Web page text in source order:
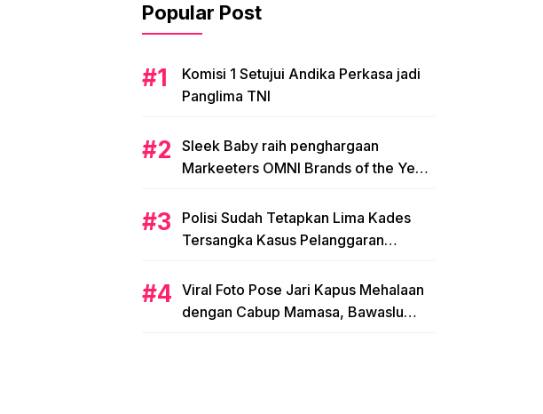
Popular Post
Komisi 1 Setujui Andika Perkasa jadi
Panglima TNI
Sleek Baby raih penghargaan
Markeeters OMNI Brands of the Year
Polisi Sudah Tetapkan Lima Kades
Tersangka Kasus Pelanggaran
Viral Foto Pose Jari Kapus Mehalaan
dengan Cabup Mamasa, Bawaslu